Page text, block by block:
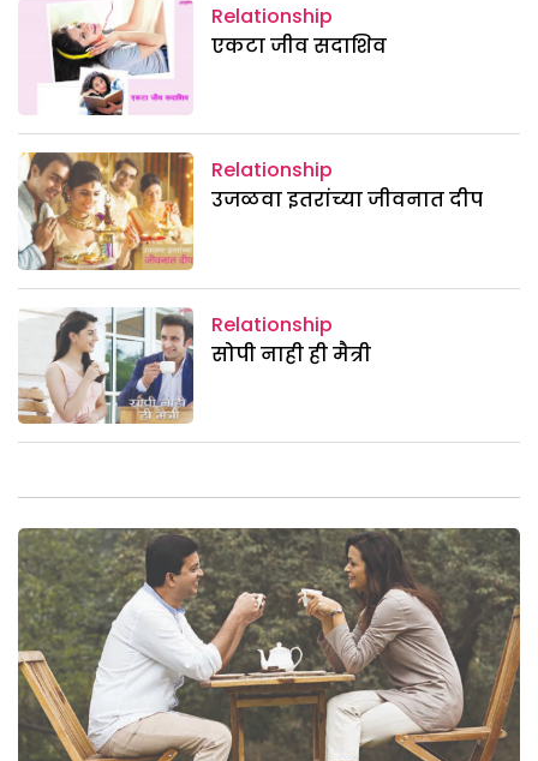
Relationship
एकटा जीव सदाशिव
Relationship
उजळवा इतरांच्या जीवनात दीप
Relationship
सोपी नाही ही मैत्री